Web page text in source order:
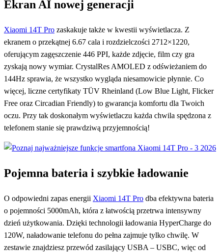
Ekran AI nowej generacji
Xiaomi 14T Pro zaskakuje także w kwestii wyświetlacza. Z
ekranem o przekątnej 6.67 cala i rozdzielczości 2712×1220,
oferującym zagęszczenie 446 PPI, każde zdjęcie, film czy gra
zyskają nowy wymiar. CrystalRes AMOLED z odświeżaniem do
144Hz sprawia, że wszystko wygląda niesamowicie płynnie. Co
więcej, liczne certyfikaty TÜV Rheinland (Low Blue Light, Flicker
Free oraz Circadian Friendly) to gwarancja komfortu dla Twoich
oczu. Przy tak doskonałym wyświetlaczu każda chwila spędzona z
telefonem stanie się prawdziwą przyjemnością!
Pojemna bateria i szybkie ładowanie
O odpowiedni zapas energii Xiaomi 14T Pro dba efektywna bateria
o pojemności 5000mAh, która z łatwością przetrwa intensywny
dzień użytkowania. Dzięki technologii ładowania HyperCharge do
120W, naładowanie telefonu do pełna zajmuje tylko chwilę. W
zestawie znajdziesz przewód zasilający USBA – USBC, więc od